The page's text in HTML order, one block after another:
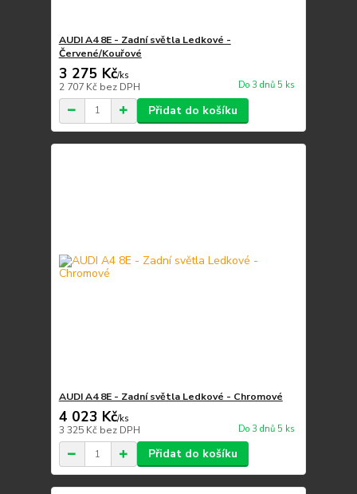
AUDI A4 8E - Zadní světla Ledkové -
Červené/Kouřové
3 275 Kč/ks
2 707 Kč bez DPH Do 3 dnů 5 ks
Přidat do košíku
AUDI A4 8E - Zadní světla Ledkové - Chromové
4 023 Kč/ks
3 325 Kč bez DPH Do 3 dnů 5 ks
Přidat do košíku